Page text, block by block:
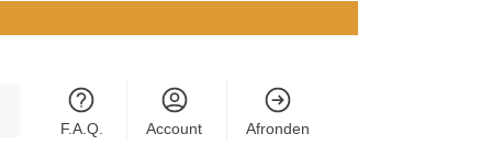
F.A.Q. Account Afronden